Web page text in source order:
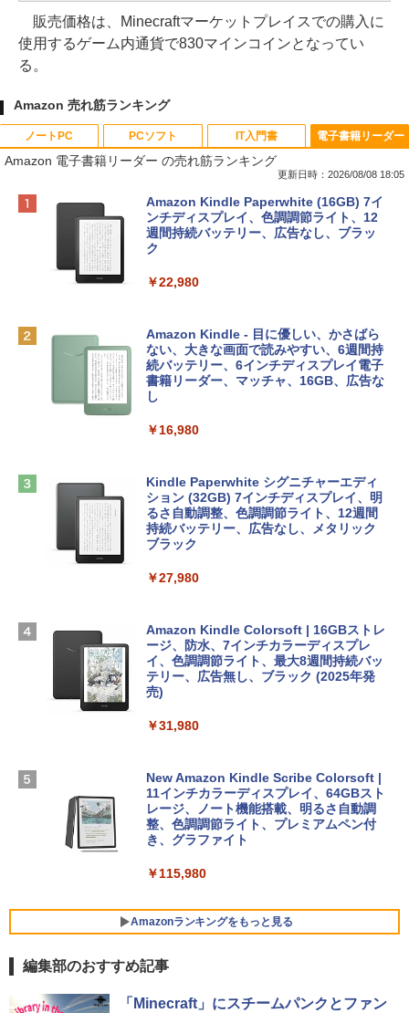
販売価格は、Minecraftマーケットプレイスでの購入に
使用するゲーム内通貨で830マインコインとなってい
る。
Amazon 売れ筋ランキング
ノートPC
Apple 2026 MacBook Neo A18 Proチッ
プ搭載13インチノートブック：AIとAppl
e Intelligenceのために設計、Liquid Ret
inaディスプレイ、8GBユニファイドメモ
eTime HDカメラ、Touch ID - シルバー
tomtoc 360°保護 15.6 16インチ パソコ
ンケース Dell NEC Lavie ASUS HP dyna
book Lenovo対応
￥2,952
Apple 2026 MacBook Air M5チップ搭載
13インチノートブック：AIとApple Intell
igence、13.6インチLiquid Retinaディ
スプレイ、16GBユニファイドメモリ、1
TB SSDストレージ、12MPセンターフレ
D - ミッドナイト
【Amazon.co.jp限定】 HP ノートパソコ
ン 15-fd 15.6インチ 16GBメモリ 512GB
SSD インテル Core 5
￥129,800
FMV ノートパソコン WE1-K3 (MS 365 P
ersonal/Copilotキー搭載/Win 11/15.6型/
Core i5/16GB/SSD 512GB/ホワイト) FM
VWK3E15W_AZ
PCソフト
Robloxギフトカード - 800 Robux 【限
定バーチャルアイテムを含む】 【オンラ
インゲームコード】 ロブロックス | オン
ラインコード版
￥1,300
Robloxギフトカード - 1000 Robux 【限
定バーチャルアイテムを含む】 【オンラ
インゲームコード】 ロブロックス |オン
ラインコード版
4(最新 永続版)|オンラインコード版|Wind
ows11、10/mac対応|PC2台
￥39,582
Robloxギフトカード - 2,000 Robux 【限
ラインコード版
￥3,200
ト): Java & Bedrock Edition | オンライ
￥3,600
IT入門書
生成AIパスポート公式テキスト 第４版
￥1,766
出す プロンプトの言葉 AI画像生成シリー
ズ (はぴーイラストLabo)
￥480
ClaudeCode いちばんやさしい 教科書:
にもKindle出版にも！ 非エンジニアのた
めのAIコーディング入門シリーズ
￥99
1冊ですべて身につくHTML & CSSとWe
￥1,292
FM TOWNS ハイパー・カタログ: 本体ハ
ェクトリストと最新エミュレータ紹介
電子書籍リーダー
Amazon 電子書籍リーダー の売れ筋ランキング
更新日時：2026/08/08 18:05
Amazon Kindle Paperwhite (16GB) 7イ
ンチディスプレイ、色調調節ライト、12
週間持続バッテリー、広告なし、ブラッ
ク
￥22,980
Amazon Kindle - 目に優しい、かさばら
ない、大きな画面で読みやすい、6週間持
続バッテリー、6インチディスプレイ電子
書籍リーダー、マッチャ、16GB、広告な
し
￥16,980
Kindle Paperwhite シグニチャーエディ
ション (32GB) 7インチディスプレイ、明
るさ自動調整、色調調節ライト、12週間
持続バッテリー、広告なし、メタリック
ブラック
￥27,980
Amazon Kindle Colorsoft | 16GBストレ
ージ、防水、7インチカラーディスプレ
イ、色調調節ライト、最大8週間持続バッ
テリー、広告無し、ブラック (2025年発
売)
￥31,980
New Amazon Kindle Scribe Colorsoft |
11インチカラーディスプレイ、64GBスト
レージ、ノート機能搭載、明るさ自動調
整、色調調節ライト、プレミアムペン付
き、グラファイト
￥115,980
Amazonランキングをもっと見る
編集部のおすすめ記事
「Minecraft」にスチームパンクとファン